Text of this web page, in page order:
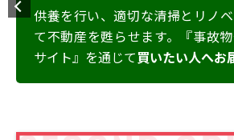
事故物件取り扱い件数No1の 豊
もとに正しい相場調査を実施し
専門家として誠実に、不動産本来